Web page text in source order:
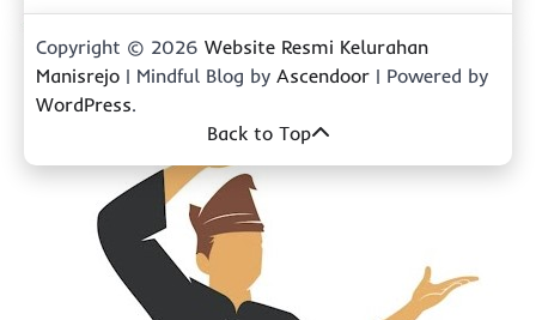
Copyright © 2026 Website Resmi Kelurahan
Manisrejo | Mindful Blog by Ascendoor | Powered by
WordPress.
Back to Top